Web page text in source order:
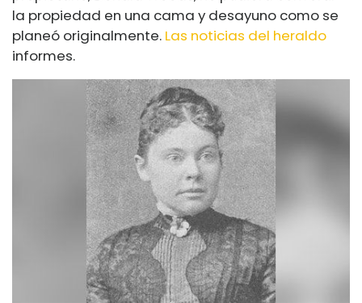
la propiedad en una cama y desayuno como se
planeó originalmente. Las noticias del heraldo
informes.